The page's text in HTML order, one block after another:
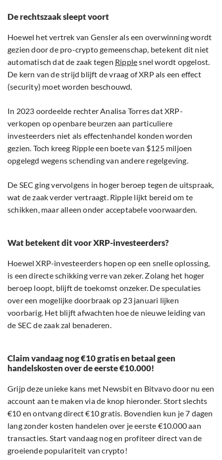
De rechtszaak sleept voort
Hoewel het vertrek van Gensler als een overwinning wordt
gezien door de pro-crypto gemeenschap, betekent dit niet
automatisch dat de zaak tegen Ripplesnel wordt opgelost.
De kern van de strijd blijft de vraag of XRP als een effect
(security) moet worden beschouwd.
In 2023 oordeelde rechter Analisa Torres dat XRP-
verkopen op openbare beurzen aan particuliere
investeerders niet als effectenhandel konden worden
gezien. Toch kreeg Ripple een boete van $125 miljoen
opgelegd wegens schending van andere regelgeving.
De SEC ging vervolgens in hoger beroep tegen de uitspraak,
wat de zaak verder vertraagt. Ripple lijkt bereid om te
schikken, maar alleen onder acceptabele voorwaarden.
Wat betekent dit voor XRP-investeerders?
Hoewel XRP-investeerders hopen op een snelle oplossing,
is een directe schikking verre van zeker. Zolang het hoger
beroep loopt, blijft de toekomst onzeker. De speculaties
over een mogelijke doorbraak op 23 januari lijken
voorbarig. Het blijft afwachten hoe de nieuwe leiding van
de SEC de zaak zal benaderen.
Claim vandaag nog €10 gratis en betaal geen
handelskosten over de eerste €10.000!
Grijp deze unieke kans met Newsbit en Bitvavo door nu een
account aan te maken via de knop hieronder. Stort slechts
€10 en ontvang direct €10 gratis. Bovendien kun je 7 dagen
lang zonder kosten handelen over je eerste €10.000 aan
transacties. Start vandaag nog en profiteer direct van de
groeiende populariteit van crypto!